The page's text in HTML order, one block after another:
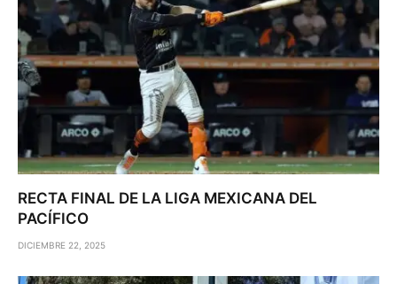
RECTA FINAL DE LA LIGA MEXICANA DEL
PACÍFICO
DICIEMBRE 22, 2025